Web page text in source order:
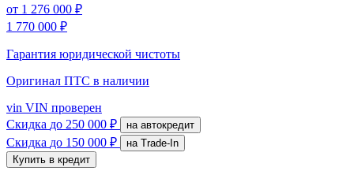
от 1 276 000 ₽
1 770 000 ₽
Гарантия юридической чистоты
Оригинал ПТС в наличии
vin VIN проверен
Скидка до 250 000 ₽ на автокредит
Скидка до 150 000 ₽
на Trade-In
Купить в кредит